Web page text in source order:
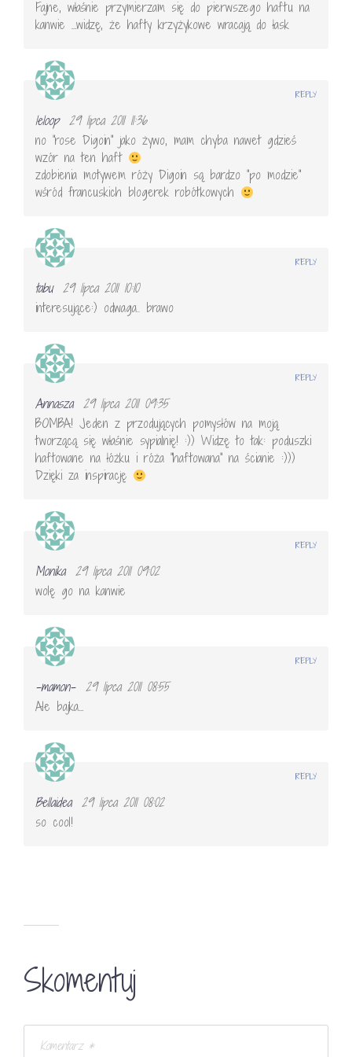
Fajne, właśnie przymierzam się do pierwszego haftu na
kanwie …widzę, że hafty krzyżykowe wracają do łask
leloop 29 lipca 2011 11:36
no "rose Digoin" jako żywo, mam chyba nawet gdzieś
wzór na ten haft
zdobienia motywem róży Digoin są bardzo "po modzie"
wśród francuskich blogerek robótkowych
REPLY
tabu 29 lipca 2011 10:10
interesujące:) odwaga.. brawo
REPLY
Annasza 29 lipca 2011 09:35
BOMBA! Jeden z przodujących pomysłów na moją
tworzącą się właśnie sypialnię! :)) Widzę to tak: poduszki
haftowane na łóżku i róża "haftowana" na ścianie :)))
Dzięki za inspirację
REPLY
Monika 29 lipca 2011 09:02
wolę go na kanwie
REPLY
-mamon- 29 lipca 2011 08:55
Ale bajka…
REPLY
Bellaidea 29 lipca 2011 08:02
so cool!
REPLY
Skomentuj